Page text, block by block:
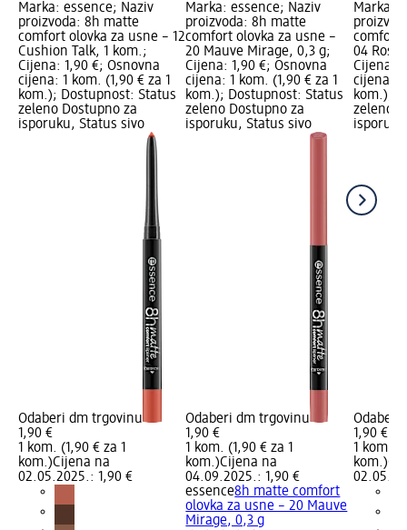
Marka: essence; Naziv
proizvoda: 8h matte
comfort olovka za usne – 12
Cushion Talk, 1 kom.;
Cijena: 1,90 €; Osnovna
cijena: 1 kom. (1,90 € za 1
kom.); Dostupnost: Status
zeleno Dostupno za
isporuku, Status sivo
Odaberi dm trgovinu
1,90 €
1 kom. (1,90 € za 1
kom.)Cijena na
02.05.2025.: 1,90 €
Marka: essence; Naziv
proizvoda: 8h matte
comfort olovka za usne –
20 Mauve Mirage, 0,3 g;
Cijena: 1,90 €; Osnovna
cijena: 1 kom. (1,90 € za 1
kom.); Dostupnost: Status
zeleno Dostupno za
isporuku, Status sivo
Odaberi dm trgovinu
1,90 €
1 kom. (1,90 € za 1
kom.)Cijena na
04.09.2025.: 1,90 €
essence8h matte comfort
olovka za usne – 20 Mauve
Mirage, 0,3 g
Marka:
comfort
04 Rosy
Cijena:
cijena: 1
kom.);
zeleno
Odaberi
1,90 €
1 kom.
kom.)